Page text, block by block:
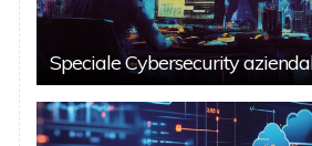
Speciale Cybersecurity